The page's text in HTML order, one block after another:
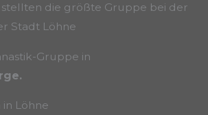
die größte Gruppe bei der
Stadt Löhne
Gruppe in
Löhne